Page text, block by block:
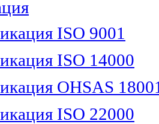
ISO 9001
ISO 14000
OHSAS
ISO 22000